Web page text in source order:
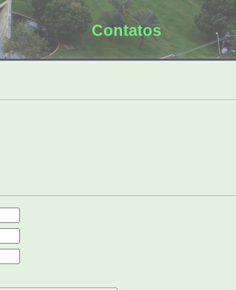
Contatos